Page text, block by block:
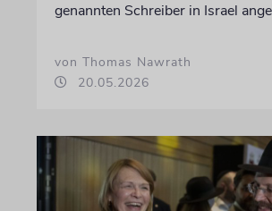
genannten Schreiber in Israel
von Thomas Nawrath
20.05.2026